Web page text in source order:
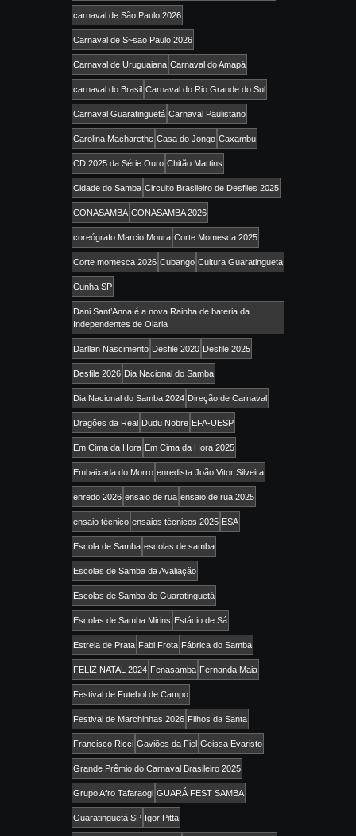
carnaval de São Paulo 2026
Carnaval de S~sao Paulo 2026
Carnaval de Uruguaiana Carnaval do Amapá
carnaval do Brasil Carnaval do Rio Grande do Sul
Carnaval Guaratinguetá Carnaval Paulistano
Carolina Macharethe Casa do Jongo Caxambu
CD 2025 da Série Ouro Chitão Martins
Cidade do Samba Circuito Brasileiro de Desfiles 2025
CONASAMBA CONASAMBA 2026
coreógrafo Marcio Moura Corte Momesca 2025
Corte momesca 2026 Cubango Cultura Guaratingueta
Cunha SP
Dani Sant’Anna é a nova Rainha de bateria da
Independentes de Olaria
Darllan Nascimento Desfile 2020 Desfile 2025
Desfile 2026 Dia Nacional do Samba
Dia Nacional do Samba 2024 Direção de Carnaval
Dragões da Real Dudu Nobre EFA-UESP
Em Cima da Hora Em Cima da Hora 2025
Embaixada do Morro enredista João Vitor Silveira
enredo 2026 ensaio de rua ensaio de rua 2025
ensaio técnico ensaios técnicos 2025 ESA
Escola de Samba escolas de samba
Escolas de Samba da Avaliação
Escolas de Samba de Guaratinguetá
Escolas de Samba Mirins Estácio de Sá
Estrela de Prata Fabi Frota Fábrica do Samba
FELIZ NATAL 2024 Fenasamba Fernanda Maia
Festival de Futebol de Campo
Festival de Marchinhas 2026 Filhos da Santa
Francisco Ricci Gaviões da Fiel Geissa Evaristo
Grande Prêmio do Carnaval Brasileiro 2025
Grupo Afro Tafaraogi GUARÁ FEST SAMBA
Guaratinguetá SP Igor Pitta